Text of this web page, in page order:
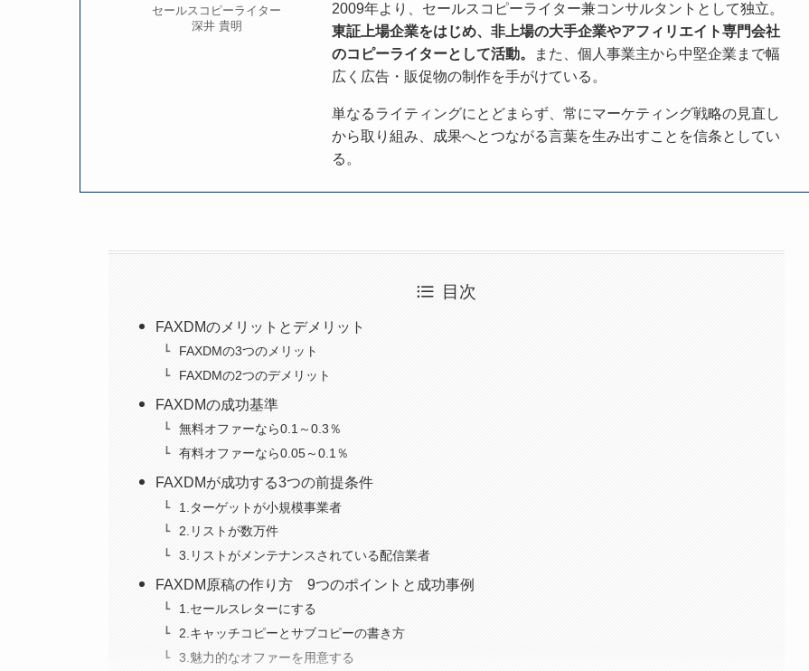
セールスコピーライター
深井 貴明
2009年より、セールスコピーライター兼コンサルタントとして独立。
東証上場企業をはじめ、非上場の大手企業やアフィリエイト専門会社
のコピーライターとして活動。
また、個人事業主から中堅企業まで幅
広く広告・販促物の制作を手がけている。
単なるライティングにとどまらず、常にマーケティング戦略の見直し
から取り組み、成果へとつながる言葉を生み出すことを信条としてい
る。
目次
FAXDMのメリットとデメリット
FAXDMの3つのメリット
FAXDMの2つのデメリット
FAXDMの成功基準
無料オファーなら0.1～0.3％
有料オファーなら0.05～0.1％
FAXDMが成功する3つの前提条件
1.ターゲットが小規模事業者
2.リストが数万件
3.リストがメンテナンスされている配信業者
FAXDM原稿の作り方 9つのポイントと成功事例
1.セールスレターにする
2.キャッチコピーとサブコピーの書き方
3.魅力的なオファーを用意する